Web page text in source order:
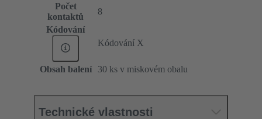
Počet
kontaktů
8
Kódování
Kódování X
Obsah balení 30 ks v miskovém obalu
Technické vlastnosti